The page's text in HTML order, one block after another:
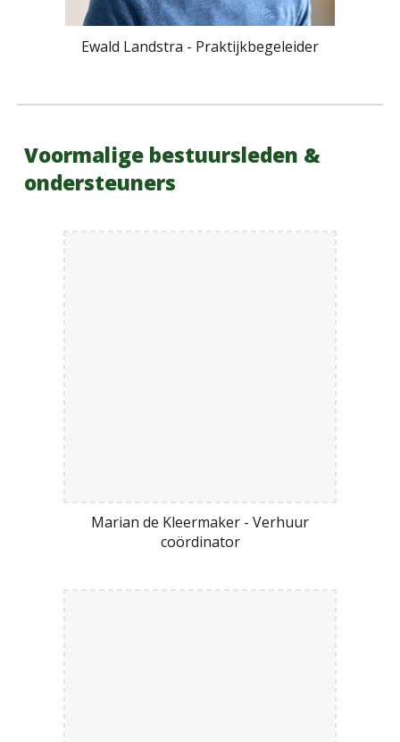
Ewald Landstra - Praktijkbegeleider
Voormalige bestuursleden &
ondersteuners
Marian de Kleermaker - Verhuur
coördinator